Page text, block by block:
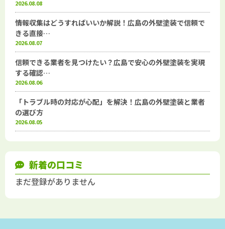
2026.08.08
情報収集はどうすればいいか解説！広島の外壁塗装で信頼で
きる直接…
2026.08.07
信頼できる業者を見つけたい？広島で安心の外壁塗装を実現
する確認…
2026.08.06
「トラブル時の対応が心配」を解決！広島の外壁塗装と業者
の選び方
2026.08.05
新着の口コミ
まだ登録がありません